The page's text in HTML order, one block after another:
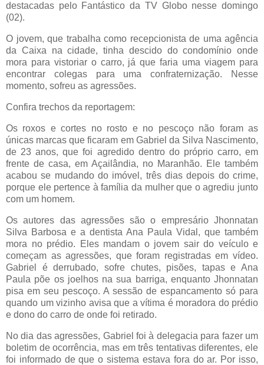
destacadas pelo Fantástico da TV Globo nesse domingo
(02).
O jovem, que trabalha como recepcionista de uma agência
da Caixa na cidade, tinha descido do condomínio onde
mora para vistoriar o carro, já que faria uma viagem para
encontrar colegas para uma confraternização. Nesse
momento, sofreu as agressões.
Confira trechos da reportagem:
Os roxos e cortes no rosto e no pescoço não foram as
únicas marcas que ficaram em Gabriel da Silva Nascimento,
de 23 anos, que foi agredido dentro do próprio carro, em
frente de casa, em Açailândia, no Maranhão. Ele também
acabou se mudando do imóvel, três dias depois do crime,
porque ele pertence à família da mulher que o agrediu junto
com um homem.
Os autores das agressões são o empresário Jhonnatan
Silva Barbosa e a dentista Ana Paula Vidal, que também
mora no prédio. Eles mandam o jovem sair do veículo e
começam as agressões, que foram registradas em vídeo.
Gabriel é derrubado, sofre chutes, pisões, tapas e Ana
Paula põe os joelhos na sua barriga, enquanto Jhonnatan
pisa em seu pescoço. A sessão de espancamento só para
quando um vizinho avisa que a vítima é moradora do prédio
e dono do carro de onde foi retirado.
No dia das agressões, Gabriel foi à delegacia para fazer um
boletim de ocorrência, mas em três tentativas diferentes, ele
foi informado de que o sistema estava fora do ar. Por isso,